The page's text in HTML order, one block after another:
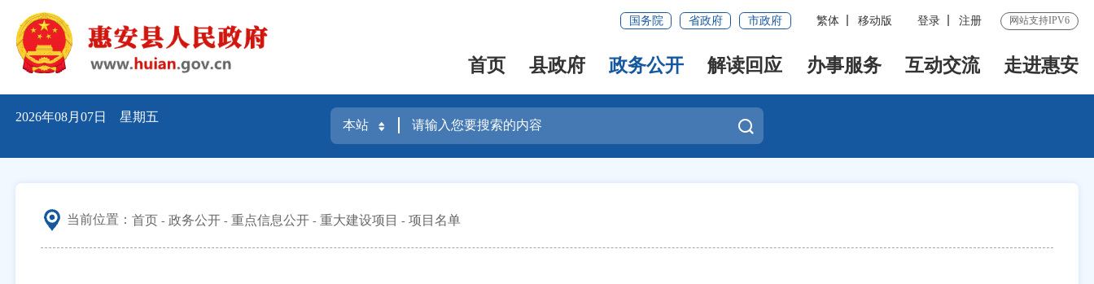
国务院 省政府 市政府 繁体 移动版 登录 注册 网站支持IPV6
首页 县政府 政务公开 解读回应 办事服务 互动交流 走进惠安
2026年08月07日 星期五
当前位置： 首页 政务公开 重点信息公开 重大建设项目 项目名单